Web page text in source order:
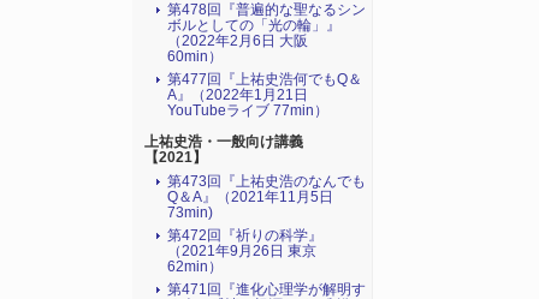
第478回『普遍的な聖なるシン
ボルとしての「光の輪」』
（2022年2月6日 大阪
60min）
第477回『上祐史浩何でもQ＆
A』（2022年1月21日
YouTubeライブ 77min）
上祐史浩・一般向け講義
【2021】
第473回『上祐史浩のなんでも
Q＆A』（2021年11月5日
73min)
第472回『祈りの科学』
（2021年9月26日 東京
62min）
第471回『進化心理学が解明す